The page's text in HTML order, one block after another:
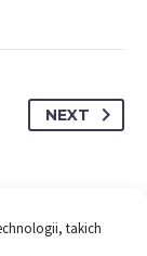
takich
NEXT